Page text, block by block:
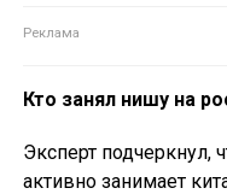
Кто занял нишу на
Эксперт подчеркнул,
активно занимает